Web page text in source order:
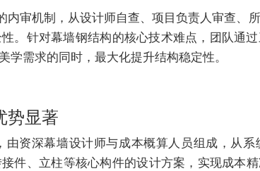
内审机制，从设计师自查、项目负责人审查、
。针对幕墙钢结构的核心技术难点，团队通
需求的同时，最大化提升结构稳定性。
势显著
资深幕墙设计师与成本概算人员组成，从
件、立柱等核心构件的设计方案，实现成